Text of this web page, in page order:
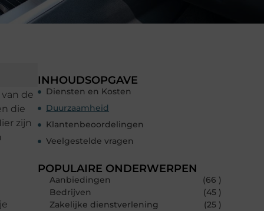
de
die
zijn
INHOUDSOPGAVE
Diensten en Kosten
Duurzaamheid
Klantenbeoordelingen
Veelgestelde vragen
POPULAIRE ONDERWERPEN
Aanbiedingen
(66 )
Bedrijven
(45 )
Zakelijke dienstverlening
(25 )